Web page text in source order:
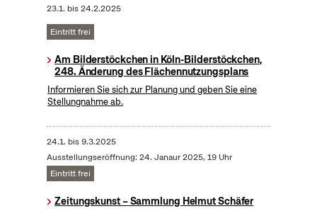
23.1. bis24.2.2025
Eintritt frei
Am Bilderstöckchen in Köln-Bilderstöckchen,
248. Änderung des Flächennutzungsplans
Informieren Sie sich zur Planung und geben Sie eine
Stellungnahme ab.
24.1. bis9.3.2025
Ausstellungseröffnung: 24. Janaur 2025, 19 Uhr
Eintritt frei
Zeitungskunst – Sammlung Helmut Schäfer